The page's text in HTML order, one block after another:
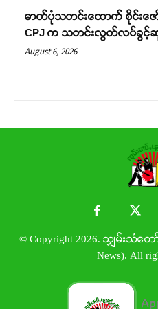
ဓာတ်ပုံသတင်းထောက် စိုင်း
CPJ က သတင်းလွတ်လပ်ခွင့်ဆု
August 6, 2026
© Copyright 2026. သျှမ်းသံတေ
News). All